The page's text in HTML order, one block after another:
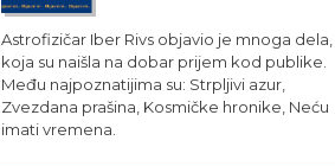
Astrofizičar Iber Rivs objavio je mnoga dela,
koja su naišla na dobar prijem kod publike.
Među najpoznatijima su: Strpljivi azur,
Zvezdana prašina, Kosmičke hronike, Neću
imati vremena.